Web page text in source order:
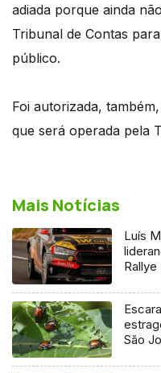
adiada porque ainda
Tribunal de Contas
público.
Foi autorizada,
que será operada pela
Mais Notícias
Luís
Rallye
São